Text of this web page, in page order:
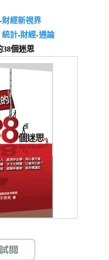
財經新視界
統計-財經-通論
38個迷思